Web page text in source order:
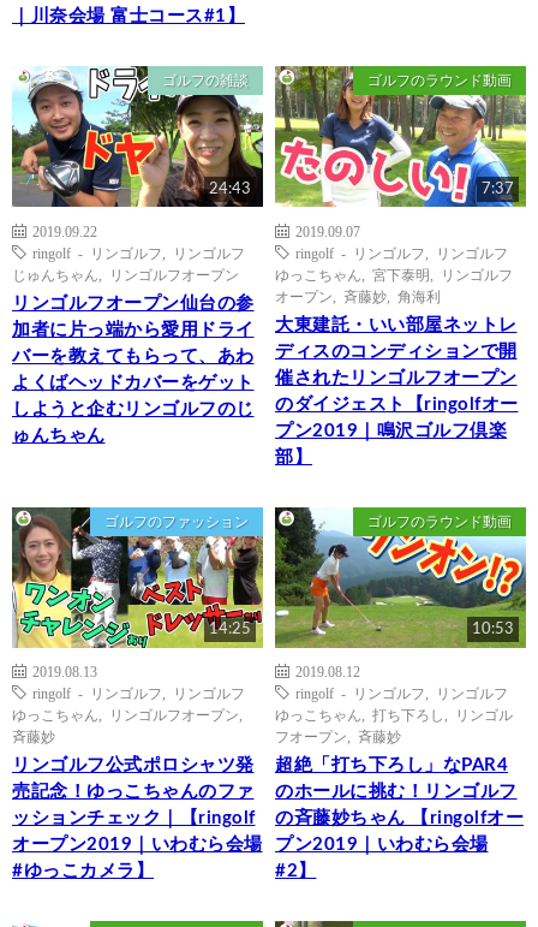
｜川奈会場 富士コース#1】
ゴルフの雑談
24:43
2019.09.22
ringolf - リンゴルフ
リンゴルフ
じゅんちゃん
リンゴルフオープン
リンゴルフオープン仙台の参
加者に片っ端から愛用ドライ
バーを教えてもらって、あわ
よくばヘッドカバーをゲット
しようと企むリンゴルフのじ
ゅんちゃん
ゴルフのラウンド動画
7:37
2019.09.07
ringolf - リンゴルフ
リンゴルフ
ゆっこちゃん
宮下泰明
リンゴルフ
オープン
斉藤妙 角海利
大東建託・いい部屋ネットレ
ディスのコンディションで開
催されたリンゴルフオープン
のダイジェスト【ringolfオー
プン2019｜鳴沢ゴルフ倶楽
部】
ゴルフのファッション
14:25
2019.08.13
ringolf - リンゴルフ
リンゴルフ
ゆっこちゃん
リンゴルフオープン
斉藤妙
リンゴルフ公式ポロシャツ発
売記念！ゆっこちゃんのファ
ッションチェック｜【ringolf
オープン2019｜いわむら会場
#ゆっこカメラ】
ゴルフのラウンド動画
10:53
2019.08.12
ringolf - リンゴルフ
リンゴルフ
ゆっこちゃん
打ち下ろし
リンゴル
フオープン
斉藤妙
超絶「打ち下ろし」なPAR4
のホールに挑む！リンゴルフ
の斉藤妙ちゃん 【ringolfオー
プン2019｜いわむら会場
#2】